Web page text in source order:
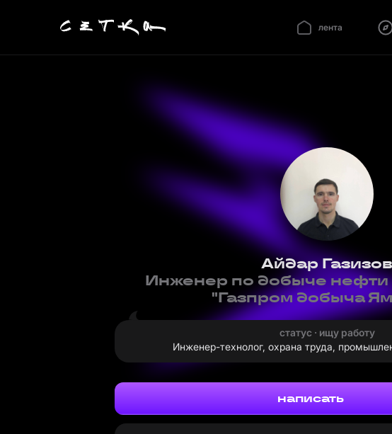
лента
Айдар Газизов
Инженер по добыче
"Газпром добыча
статус · ищу работу
Инженер-технолог, охрана труда,
написать